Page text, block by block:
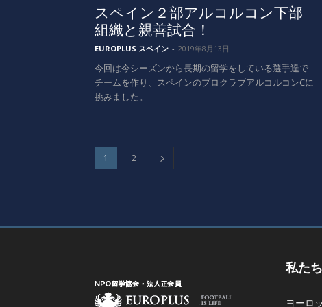
スペイン２部アルコルコン下部
組織と親善試合！
EUROPLUS スペイン - 2019年8月13日
今回は今シーズンから長期の留学をしている選手達で
チームを作り、スペインのプロクラブアルコルコンCに
挑みました。
1 2
私た
ヨーロ